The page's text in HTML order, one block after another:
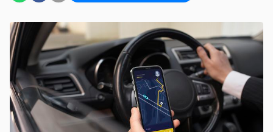
Confirmo que li, aceito e concordo com os
Uso e Política de Privacidade do Canaltech.